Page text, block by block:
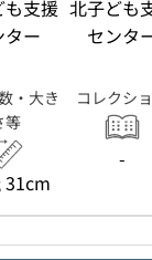
も支援
ター
北子ども
センタ
・大き
等
31cm
コレクシ
-